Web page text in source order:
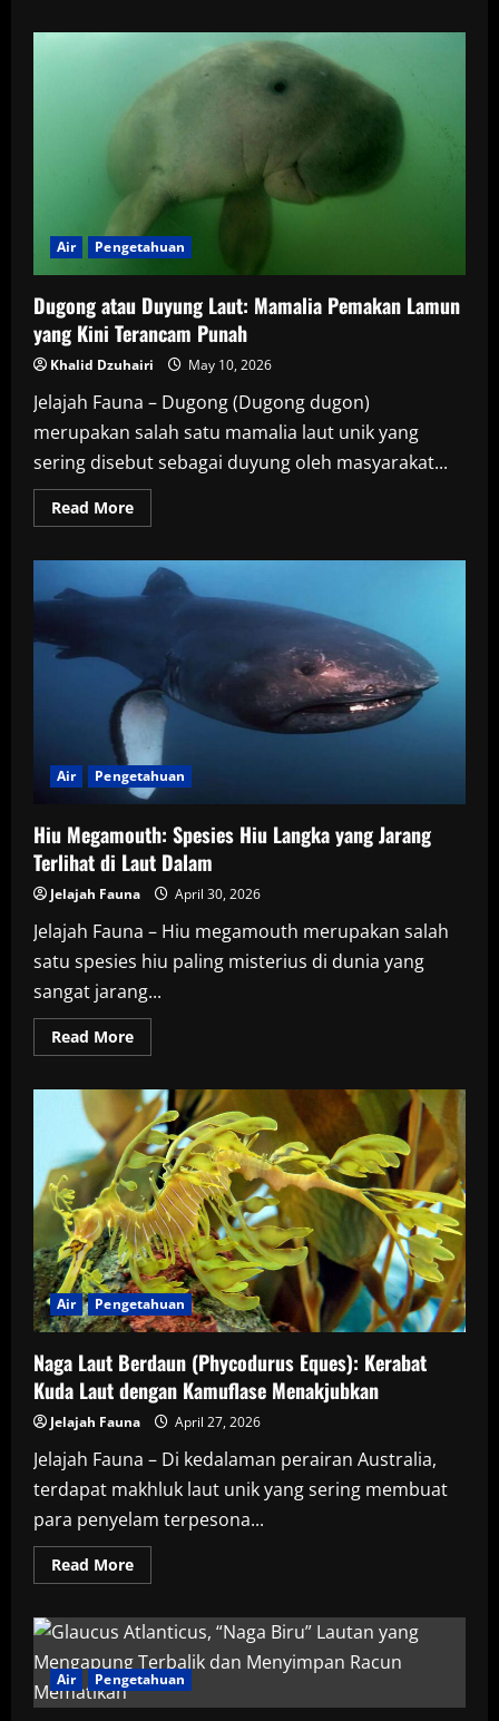
Laut
Kecil
dengan
Suara
Bisa
Melumpuhkan
Mangsa
Air Pengetahuan
Dugong atau Duyung Laut: Mamalia Pemakan Lamun
yang Kini Terancam Punah
Khalid Dzuhairi May 10, 2026
Jelajah Fauna – Dugong (Dugong dugon)
merupakan salah satu mamalia laut unik yang
sering disebut sebagai duyung oleh masyarakat...
Read MoreRead
more
atau
Duyung
Laut:
Kini
Terancam
Punah
Air Pengetahuan
Hiu Megamouth: Spesies Hiu Langka yang Jarang
Terlihat di Laut Dalam
Jelajah Fauna April 30, 2026
Jelajah Fauna – Hiu megamouth merupakan salah
satu spesies hiu paling misterius di dunia yang
sangat jarang...
Read MoreRead
more
Megamouth:
Spesies
Hiu
Langka
yang
Jarang
Terlihat
di
Laut
Dalam
Air Pengetahuan
Naga Laut Berdaun (Phycodurus Eques): Kerabat
Kuda Laut dengan Kamuflase Menakjubkan
Jelajah Fauna April 27, 2026
Jelajah Fauna – Di kedalaman perairan Australia,
terdapat makhluk laut unik yang sering membuat
para penyelam terpesona...
Read MoreRead
more
Laut
Berdaun
(Phycodurus
Eques):
Kerabat
Kuda
Air Pengetahuan